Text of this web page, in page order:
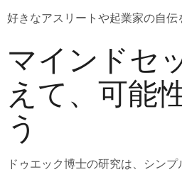
好きなアスリートや起業家の自伝
マインドセ
えて、可能
う
ドゥエック博士の研究は、シン